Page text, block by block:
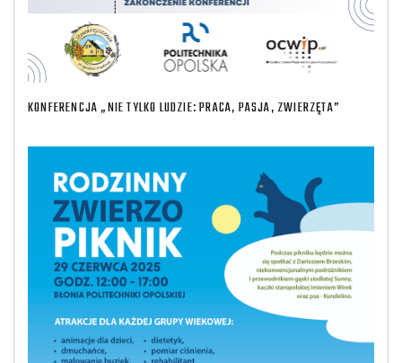
KONFERENCJA „NIE TYLKO LUDZIE: PRACA, PASJA, ZWIERZĘTA”